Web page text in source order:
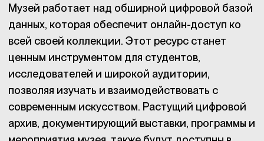
Музей работает над обширной цифровой базой
данных, которая обеспечит онлайн-доступ ко
всей своей коллекции. Этот ресурс станет
ценным инструментом для студентов,
исследователей и широкой аудитории,
позволяя изучать и взаимодействовать с
современным искусством. Растущий цифровой
архив, документирующий выставки, программы и